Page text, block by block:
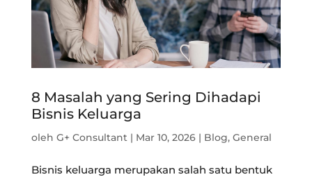
8 Masalah yang Sering Dihadapi
Bisnis Keluarga
oleh G+ Consultant| Mar 10, 2026| Blog, General
Bisnis keluarga merupakan salah satu bentuk